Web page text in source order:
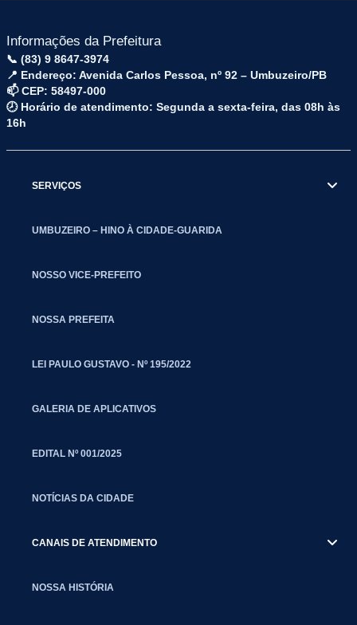
Informações da Prefeitura
📞 (83) 9 8647-3974
📍 Endereço: Avenida Carlos Pessoa, nº 92 – Umbuzeiro/PB
📫 CEP: 58497-000
🕗 Horário de atendimento: Segunda a sexta-feira, das 08h às
16h
SERVIÇOS
UMBUZEIRO – HINO À CIDADE-GUARIDA
NOSSO VICE-PREFEITO
NOSSA PREFEITA
LEI PAULO GUSTAVO - Nº 195/2022
GALERIA DE APLICATIVOS
EDITAL Nº 001/2025
NOTÍCIAS DA CIDADE
CANAIS DE ATENDIMENTO
NOSSA HISTÓRIA